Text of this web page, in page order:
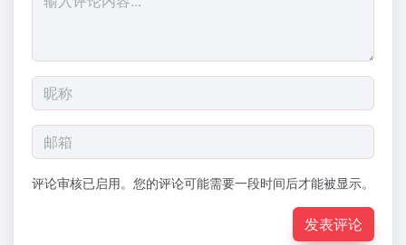
评论审核已启用。您的评论可能需要一段时间后才能被显示。
发表评论